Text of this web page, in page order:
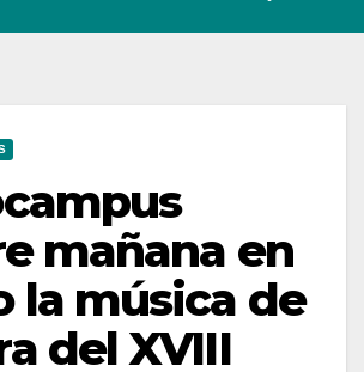
mañana en
la música de
del XVIII